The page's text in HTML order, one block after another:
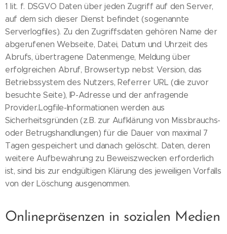
1 lit. f. DSGVO Daten über jeden Zugriff auf den Server,
auf dem sich dieser Dienst befindet (sogenannte
Serverlogfiles). Zu den Zugriffsdaten gehören Name der
abgerufenen Webseite, Datei, Datum und Uhrzeit des
Abrufs, übertragene Datenmenge, Meldung über
erfolgreichen Abruf, Browsertyp nebst Version, das
Betriebssystem des Nutzers, Referrer URL (die zuvor
besuchte Seite), IP-Adresse und der anfragende
Provider.Logfile-Informationen werden aus
Sicherheitsgründen (z.B. zur Aufklärung von Missbrauchs-
oder Betrugshandlungen) für die Dauer von maximal 7
Tagen gespeichert und danach gelöscht. Daten, deren
weitere Aufbewahrung zu Beweiszwecken erforderlich
ist, sind bis zur endgültigen Klärung des jeweiligen Vorfalls
von der Löschung ausgenommen.
Onlinepräsenzen in sozialen Medien